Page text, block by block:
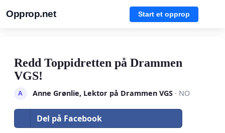
Opprop.net Start et opprop
Redd Toppidretten på Drammen
VGS!
A Anne Grønlie, Lektor på Drammen VGS· NO
Del på Facebook